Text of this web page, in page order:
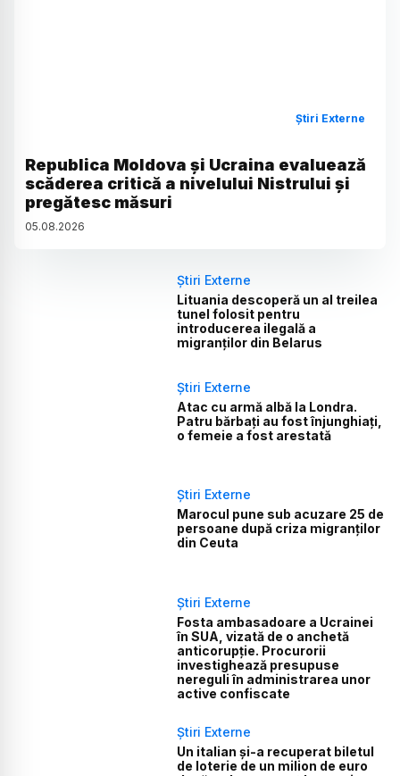
Știri Externe
Republica Moldova și Ucraina evaluează
scăderea critică a nivelului Nistrului și
pregătesc măsuri
05.08.2026
Știri Externe
Lituania descoperă un al treilea
tunel folosit pentru
introducerea ilegală a
migranților din Belarus
Știri Externe
Atac cu armă albă la Londra.
Patru bărbați au fost înjunghiați,
o femeie a fost arestată
Știri Externe
Marocul pune sub acuzare 25 de
persoane după criza migranților
din Ceuta
Știri Externe
Fosta ambasadoare a Ucrainei
în SUA, vizată de o anchetă
anticorupție. Procurorii
investighează presupuse
nereguli în administrarea unor
active confiscate
Știri Externe
Un italian și-a recuperat biletul
de loterie de un milion de euro